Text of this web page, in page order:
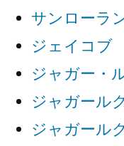
サンローラ
ジェイコブ
ジャガー・
ジャガール
ジャガール